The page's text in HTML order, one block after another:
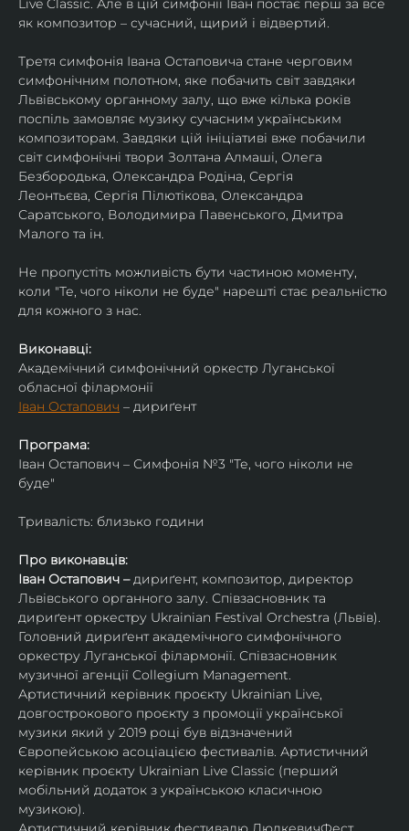
Live Classic. Але в цій симфонії Іван постає перш за все
як композитор – сучасний, щирий і відвертий.
Третя симфонія Івана Остаповича стане черговим
симфонічним полотном, яке побачить світ завдяки
Львівському органному залу, що вже кілька років
поспіль замовляє музику сучасним українським
композиторам. Завдяки цій ініціативі вже побачили
світ симфонічні твори Золтана Алмаші, Олега
Безбородька, Олександра Родіна, Сергія
Леонтьєва, Сергія Пілютікова, Олександра
Саратського, Володимира Павенського, Дмитра
Малого та ін.
Не пропустіть можливість бути частиною моменту,
коли "Те, чого ніколи не буде" нарешті стає реальністю
для кожного з нас.
Виконавці:
Академічний симфонічний оркестр Луганської
обласної філармонії
Іван Остапович – дириґент
Програма:
Іван Остапович – Симфонія №3 "Те, чого ніколи не
буде"
Тривалість: близько години
Про виконавців:
Іван Остапович – дириґент, композитор, директор
Львівського органного залу. Співзасновник та
дириґент оркестру Ukrainian Festival Orchestra (Львів).
Головний дириґент академічного симфонічного
оркестру Луганської філармонії. Співзасновник
музичної агенції Collegium Management.
Артистичний керівник проєкту Ukrainian Live,
довгострокового проєкту з промоції української
музики який у 2019 році був відзначений
Європейською асоціацією фестивалів. Артистичний
керівник проєкту Ukrainian Live Classic (перший
мобільний додаток з українською класичною
музикою).